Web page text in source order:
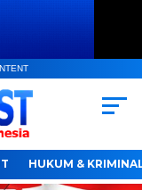
HUKUM &